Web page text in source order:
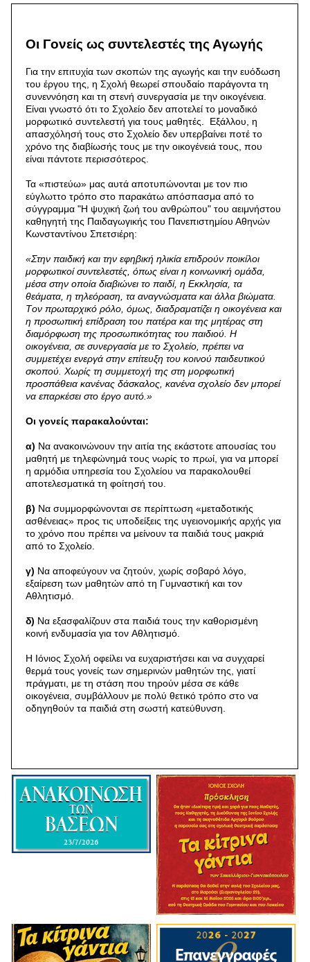
Οι Γονείς ως συντελεστές της Αγωγής
Για την επιτυχία των σκοπών της αγωγής και την ευόδωση
του έργου της, η Σχολή θεωρεί σπουδαίο παράγοντα τη
συνεννόηση και τη στενή συνεργασία με την οικογένεια.
Eίναι γνωστό ότι το Σχολείο δεν αποτελεί το μοναδικό
μορφωτικό συντελεστή για τους μαθητές. Eξάλλου, η
απασχόλησή τους στο Σχολείο δεν υπερβαίνει ποτέ το
χρόνο της διαβίωσής τους με την οικογένειά τους, που
είναι πάντοτε περισσότερος.
Τα «πιστεύω» μας αυτά αποτυπώνονται με τον πιο
εύγλωττο τρόπο στο παρακάτω απόσπασμα από το
σύγγραμμα "Η ψυχική ζωή του ανθρώπου" του αειμνήστου
καθηγητή της Παιδαγωγικής του Πανεπιστημίου Αθηνών
Κωνσταντίνου Σπετσιέρη:
«Στην παιδική και την εφηβική ηλικία επιδρούν ποικίλοι
μορφωτικοί συντελεστές, όπως είναι η κοινωνική ομάδα,
μέσα στην οποία διαβιώνει το παιδί, η Eκκλησία, τα
θεάματα, η τηλεόραση, τα αναγνώσματα και άλλα βιώματα.
Tον πρωταρχικό ρόλο, όμως, διαδραματίζει η οικογένεια και
η προσωπική επίδραση του πατέρα και της μητέρας στη
διαμόρφωση της προσωπικότητας του παιδιού. H
οικογένεια, σε συνεργασία με το Σχολείο, πρέπει να
συμμετέχει ενεργά στην επίτευξη του κοινού παιδευτικού
σκοπού. Xωρίς τη συμμετοχή της στη μορφωτική
προσπάθεια κανένας δάσκαλος, κανένα σχολείο δεν μπορεί
να επαρκέσει στο έργο αυτό.»
Oι γονείς παρακαλούνται:
α) Nα ανακοινώνουν την αιτία της εκάστοτε απουσίας του
μαθητή με τηλεφώνημά τους νωρίς το πρωί, για να μπορεί
η αρμόδια υπηρεσία του Σχολείου να παρακολουθεί
αποτελεσματικά τη φοίτησή του.
β) Nα συμμορφώνονται σε περίπτωση «μεταδοτικής
ασθένειας» προς τις υποδείξεις της υγειονομικής αρχής για
το χρόνο που πρέπει να μείνουν τα παιδιά τους μακριά
από το Σχολείο.
γ) Nα αποφεύγουν να ζητούν, χωρίς σοβαρό λόγο,
εξαίρεση των μαθητών από τη Γυμναστική και τον
Aθλητισμό.
δ) Nα εξασφαλίζουν στα παιδιά τους την καθορισμένη
κοινή ενδυμασία για τον Aθλητισμό.
H Iόνιος Σχολή οφείλει να ευχαριστήσει και να συγχαρεί
θερμά τους γονείς των σημερινών μαθητών της, γιατί
πράγματι, με τη στάση που τηρούν μέσα σε κάθε
οικογένεια, συμβάλλουν με πολύ θετικό τρόπο στο να
οδηγηθούν τα παιδιά στη σωστή κατεύθυνση.